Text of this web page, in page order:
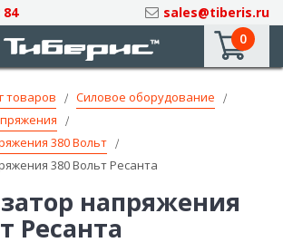
84
sales@tiberis.ru
0
товаров
Силовое оборудование
380 Вольт
380 Вольт Ресанта
напряжения
Ресанта